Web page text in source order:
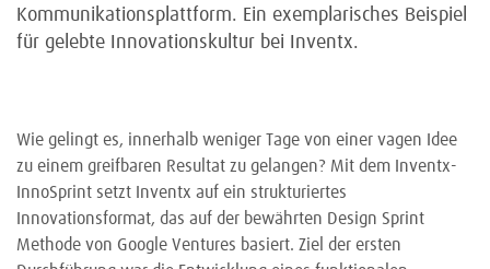
Kommunikationsplattform. Ein exemplarisches Beispiel
für gelebte Innovationskultur bei Inventx.
Wie gelingt es, innerhalb weniger Tage von einer vagen Idee
zu einem greifbaren Resultat zu gelangen? Mit dem Inventx-
InnoSprint setzt Inventx auf ein strukturiertes
Innovationsformat, das auf der bewährten Design Sprint
Methode von Google Ventures basiert. Ziel der ersten